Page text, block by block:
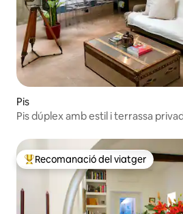
Pis
Pis dúplex amb estil i terrassa
Principals recomanacions dels
Recomanació del viatger